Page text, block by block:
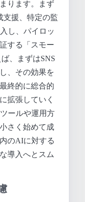
ります。まず
支援、特定の監
し、パイロッ
する「スモー
、まずはSNS
、その効果を
終的に総合的
拡張していく
ールや運用方
さく始めて成
のAIに対する
導入へとスム